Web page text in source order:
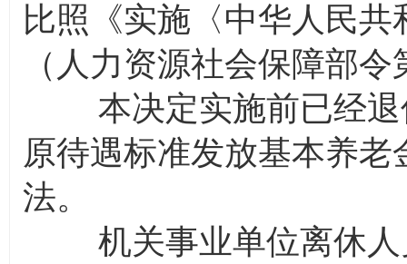
比照《实施〈中华人民
（人力资源社会保障部
本决定实施前已经退
原待遇标准发放基本养
法。
机关事业单位离休人